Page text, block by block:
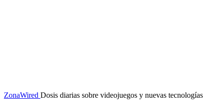
ZonaWired Dosis diarias sobre videojuegos y nuevas tecnologías